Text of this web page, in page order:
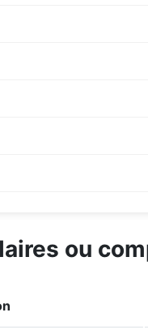
ou